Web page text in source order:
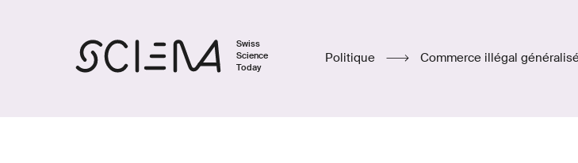
Swiss
Science
Today
Politique Commerce illégal